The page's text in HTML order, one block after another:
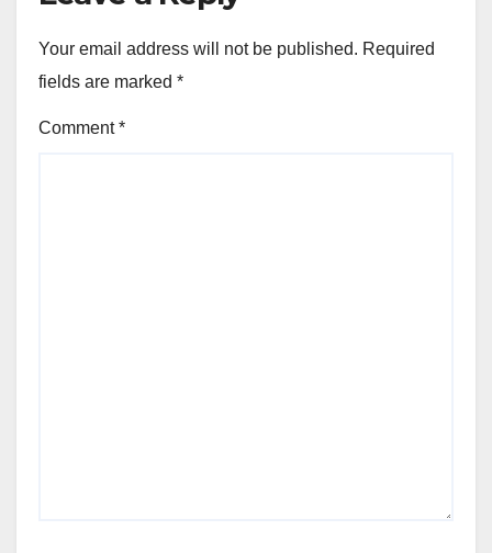
Your email address will not be published. Required
fields are marked *
Comment*